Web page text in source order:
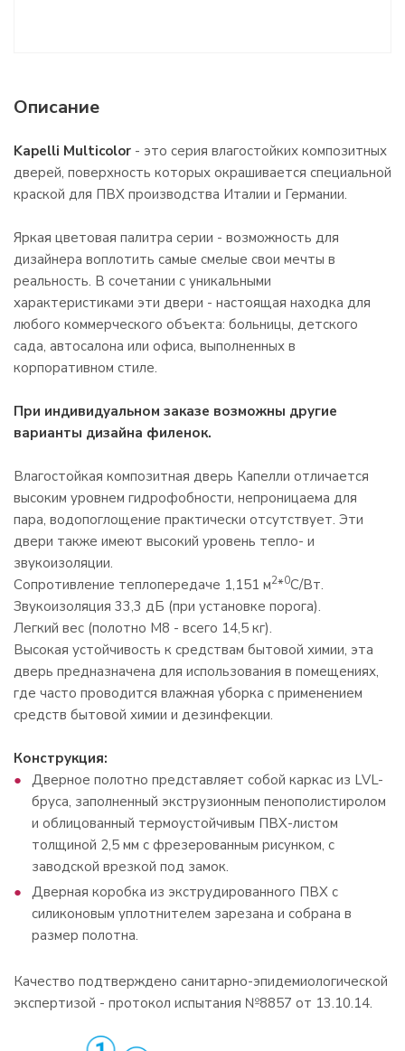
Описание
Kapelli Multicolor - это серия влагостойких композитных
дверей, поверхность которых окрашивается специальной
краской для ПВХ производства Италии и Германии.
Яркая цветовая палитра серии - возможность для
дизайнера воплотить самые смелые свои мечты в
реальность. В сочетании с уникальными
характеристиками эти двери - настоящая находка для
любого коммерческого объекта: больницы, детского
сада, автосалона или офиса, выполненных в
корпоративном стиле.
При индивидуальном заказе возможны другие
варианты дизайна филенок.
Влагостойкая композитная дверь Капелли отличается
высоким уровнем гидрофобности, непроницаема для
пара, водопоглощение практически отсутствует. Эти
двери также имеют высокий уровень тепло- и
звукоизоляции.
Сопротивление теплопередаче 1,151 м2*0С/Вт.
Звукоизоляция 33,3 дБ (при установке порога).
Легкий вес (полотно М8 - всего 14,5 кг).
Высокая устойчивость к средствам бытовой химии, эта
дверь предназначена для использования в помещениях,
где часто проводится влажная уборка с применением
средств бытовой химии и дезинфекции.
Конструкция:
Дверное полотно представляет cобой каркас из LVL-
бруса, заполненный экструзионным пенополистиролом
и облицованный термоустойчивым ПВХ-листом
толщиной 2,5 мм с фрезерованным рисунком, с
заводской врезкой под замок.
Дверная коробка из экструдированного ПВХ с
силиконовым уплотнителем зарезана и собрана в
размер полотна.
Качество подтверждено санитарно-эпидемиологической
экспертизой - протокол испытания №8857 от 13.10.14.